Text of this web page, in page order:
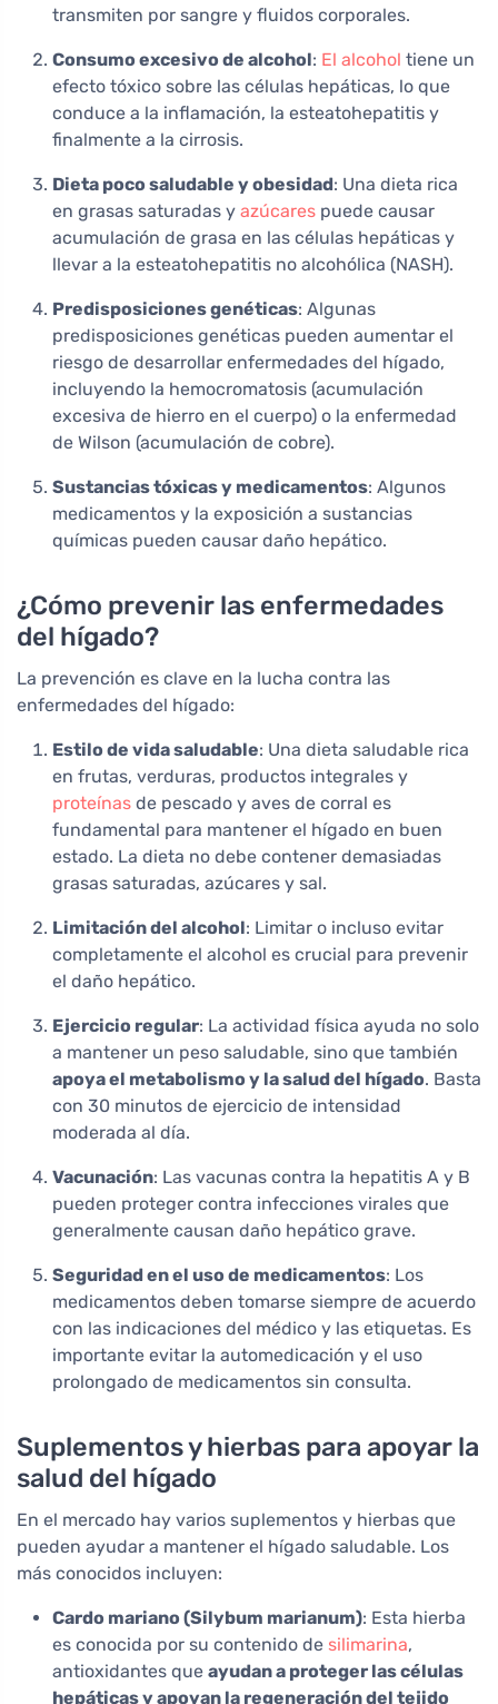
transmiten por sangre y fluidos corporales.
Consumo excesivo de alcohol: El alcohol tiene un
efecto tóxico sobre las células hepáticas, lo que
conduce a la inflamación, la esteatohepatitis y
finalmente a la cirrosis.
Dieta poco saludable y obesidad: Una dieta rica
en grasas saturadas y azúcares puede causar
acumulación de grasa en las células hepáticas y
llevar a la esteatohepatitis no alcohólica (NASH).
Predisposiciones genéticas: Algunas
predisposiciones genéticas pueden aumentar el
riesgo de desarrollar enfermedades del hígado,
incluyendo la hemocromatosis (acumulación
excesiva de hierro en el cuerpo) o la enfermedad
de Wilson (acumulación de cobre).
Sustancias tóxicas y medicamentos: Algunos
medicamentos y la exposición a sustancias
químicas pueden causar daño hepático.
¿Cómo prevenir las enfermedades
del hígado?
La prevención es clave en la lucha contra las
enfermedades del hígado:
Estilo de vida saludable: Una dieta saludable rica
en frutas, verduras, productos integrales y
proteínas de pescado y aves de corral es
fundamental para mantener el hígado en buen
estado. La dieta no debe contener demasiadas
grasas saturadas, azúcares y sal.
Limitación del alcohol: Limitar o incluso evitar
completamente el alcohol es crucial para prevenir
el daño hepático.
Ejercicio regular: La actividad física ayuda no solo
a mantener un peso saludable, sino que también
apoya el metabolismo y la salud del hígado. Basta
con 30 minutos de ejercicio de intensidad
moderada al día.
Vacunación: Las vacunas contra la hepatitis A y B
pueden proteger contra infecciones virales que
generalmente causan daño hepático grave.
Seguridad en el uso de medicamentos: Los
medicamentos deben tomarse siempre de acuerdo
con las indicaciones del médico y las etiquetas. Es
importante evitar la automedicación y el uso
prolongado de medicamentos sin consulta.
Suplementos y hierbas para apoyar la
salud del hígado
En el mercado hay varios suplementos y hierbas que
pueden ayudar a mantener el hígado saludable. Los
más conocidos incluyen:
Cardo mariano (Silybum marianum): Esta hierba
es conocida por su contenido de silimarina,
antioxidantes que ayudan a proteger las células
hepáticas y apoyan la regeneración del tejido